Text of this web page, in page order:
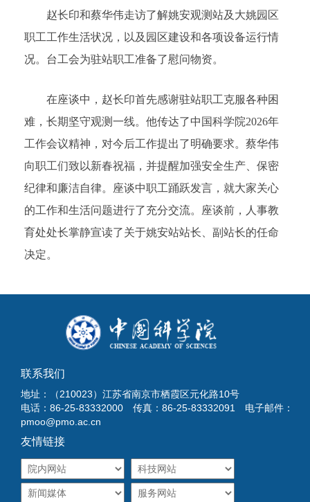
赵长印和蔡华伟走访了解姚安观测站及大姚园区
职工工作生活状况，以及园区建设和各项设备运行情
况。台工会为驻站职工准备了慰问物资。
在座谈中，赵长印首先感谢驻站职工克服各种困
难，长期坚守观测一线。他传达了中国科学院2026年
工作会议精神，对今后工作提出了明确要求。蔡华伟
向职工们致以新春祝福，并提醒加强安全生产、保密
纪律和廉洁自律。座谈中职工踊跃发言，就大家关心
的工作和生活问题进行了充分交流。座谈前，人事教
育处处长掌静宣读了关于姚安站站长、副站长的任命
决定。
联系我们
地址：（210023）江苏省南京市栖霞区元化路10号
电话：86-25-83332000 传真：86-25-83332091 电子邮件：
pmoo@pmo.ac.cn
友情链接